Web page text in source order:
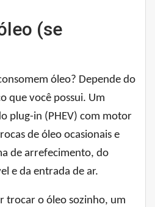
(se
óleo? Depende do
que você possui. Um
plug-in (PHEV) com motor
de óleo ocasionais e
de arrefecimento, do
e da entrada de ar.
trocar o óleo sozinho, um